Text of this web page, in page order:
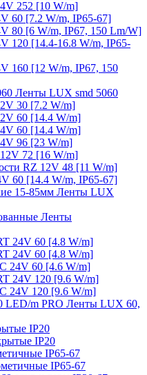
252 [10 W/m]
60 [7.2 W/m, IP65-67]
80 [6 W/m, IP67, 150 Lm/W]
120 [14.4-16.8 W/m, IP65-
160 [12 W/m, IP67, 150
Ленты LUX smd 5060
30 [7.2 W/m]
60 [14.4 W/m]
60 [14.4 W/m]
96 [23 W/m]
72 [16 W/m]
RZ 12V 48 [11 W/m]
60 [14.4 W/m, IP65-67]
Ленты LUX
Ленты
24V 60 [4.8 W/m]
24V 60 [4.8 W/m]
24V 60 [4.6 W/m]
24V 120 [9.6 W/m]
24V 120 [9.6 W/m]
Ленты LUX 60,
IP20
IP20
IP65-67
IP65-67